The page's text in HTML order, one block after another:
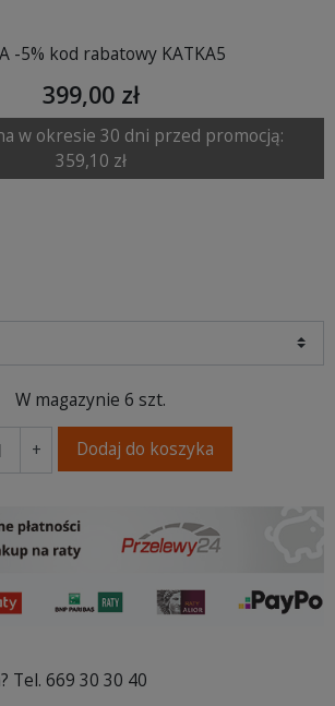
-5% kod rabatowy KATKA5
399,00 zł
w okresie 30 dni przed promocją:
359,10 zł
W magazynie 6 szt.
+ Dodaj do koszyka
Tel. 669 30 30 40